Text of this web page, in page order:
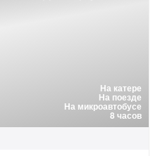
На катере
На поезде
На микроавтобусе
8 часов